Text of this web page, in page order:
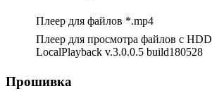
Плеер для файлов *.mp4
Плеер для просмотра файлов с HDD
LocalPlayback v.3.0.0.5 build180528
Прошивка